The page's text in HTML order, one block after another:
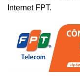
Internet FPT.